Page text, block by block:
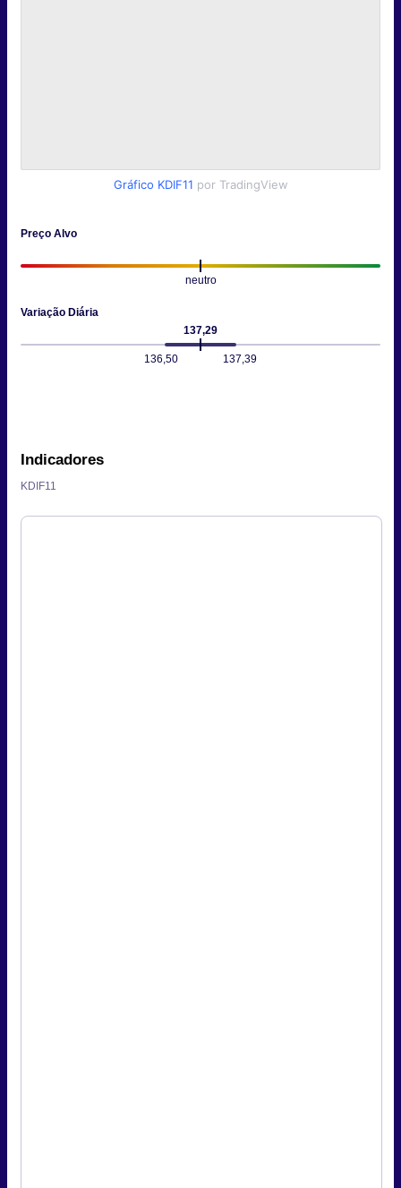
Gráfico KDIF11 por TradingView
Preço Alvo
neutro
Variação Diária
137,29
136,50 137,39
Indicadores
KDIF11